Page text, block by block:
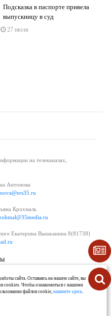
Подсказка в паспорте привела
выпускницу в суд
27 июля
на телеканалах,
Антонова
Крохмаль
Екатерина Вьюжанина 8(81738)
персональных данных
сайта. Оставаясь на нашем сайте, вы
cookies. Чтобы ознакомиться с нашими
файлов cookie,нажмите здесь.